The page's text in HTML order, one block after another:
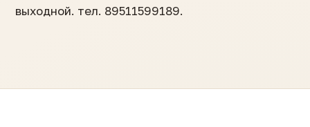
выходной. тел. 89511599189.